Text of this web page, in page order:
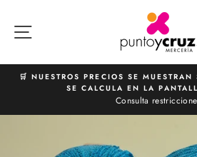
directamente
🛒 NUESTROS PRECIOS SE
SE CALCULA EN LA
Consulta